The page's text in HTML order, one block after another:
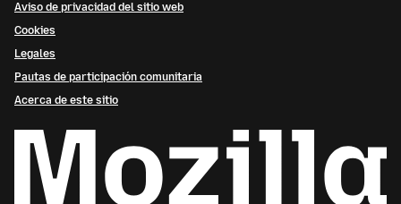
Aviso de privacidad del sitio web
Cookies
Legales
Pautas de participación comunitaria
Acerca de este sitio